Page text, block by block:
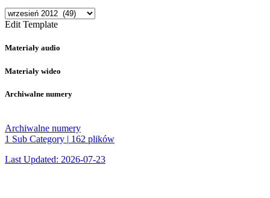
Archiwum
gazety
Edit Template
Materiały audio
Materiały wideo
Archiwalne numery
Archiwalne numery
1 Sub Category | 162 plików
Last Updated: 2026-07-23